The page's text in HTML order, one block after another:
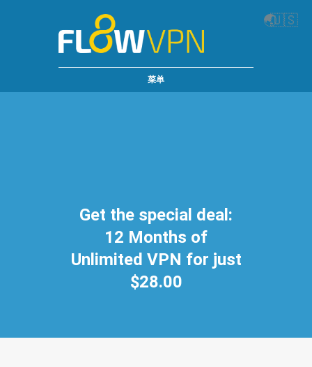
🌏🇺🇸
菜单
Get the special deal:
12 Months of
Unlimited VPN for just
$28.00